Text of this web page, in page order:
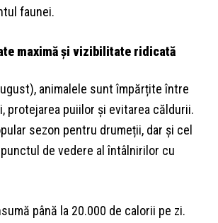
faunei.
maximă și vizibilitate ridicată
animalele sunt împărțite între
protejarea puiilor și evitarea căldurii.
sezon pentru drumeții, dar și cel
de vedere al întâlnirilor cu
până la 20.000 de calorii pe zi.